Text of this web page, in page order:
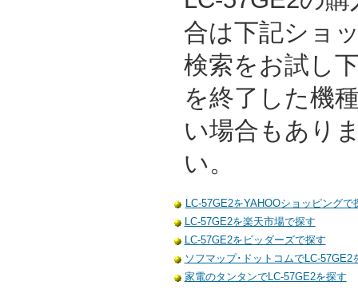
合は下記ショ
検索をお試し
を終了した機
い場合もあり
い。
LC-57GE2をYAHOOショッピングで
LC-57GE2を楽天市場で探す
LC-57GE2をビッダーズで探す
ソフマップ･ドットコムでLC-57GE2
家電のタンタンでLC-57GE2を探す